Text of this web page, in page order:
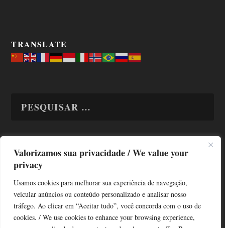
Valorizamos sua privacidade / We value your
privacy
Usamos cookies para melhorar sua experiência de navegação,
veicular anúncios ou conteúdo personalizado e analisar nosso
tráfego. Ao clicar em “Aceitar tudo”, você concorda com o uso de
cookies. / We use cookies to enhance your browsing experience,
TRANSLATE
TODAS OS ASSUNTOS